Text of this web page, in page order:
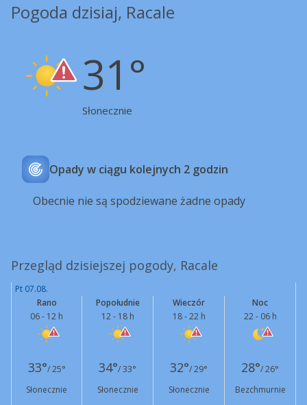
Pogoda dzisiaj, Racale
31°
Słonecznie
Opady w ciągu kolejnych 2 godzin
Obecnie nie są spodziewane żadne opady
Przegląd dzisiejszej pogody, Racale
Pt 07.08.
Rano
06 - 12 h
Popołudnie
12 - 18 h
Wieczór
18 - 22 h
Noc
22 - 06 h
33°/ 25° 34°/ 33° 32°/ 29° 28°/ 26°
Słonecznie
Słonecznie Słonecznie
Bezchmurnie